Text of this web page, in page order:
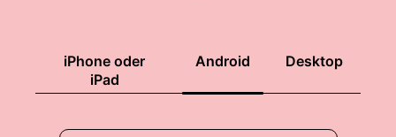
iPhone oder
iPad
Android Desktop